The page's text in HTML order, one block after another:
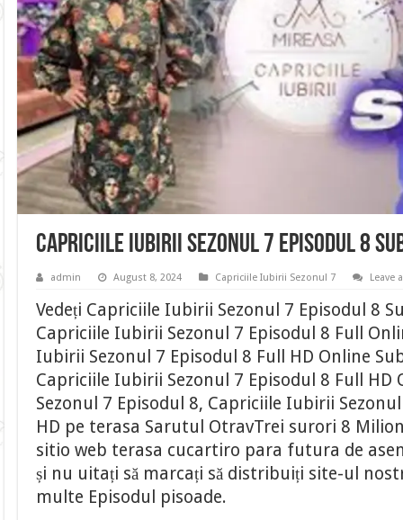
Capriciile Iubirii Sezonul 7 Episodul 8
admin August 8, 2024 Capriciile Iubirii Sezonul 7 Leave
Vedeți Capriciile Iubirii Sezonul 7 Episodul 8
Capriciile Iubirii Sezonul 7 Episodul 8 Full
Iubirii Sezonul 7 Episodul 8 Full HD Online
Capriciile Iubirii Sezonul 7 Episodul 8 Full
Sezonul 7 Episodul 8, Capriciile Iubirii
HD pe terasa Sarutul OtravTrei surori 8
sitio web terasa cucartiro para futura de
și nu uitați să marcați să distribuiți site-ul
multe Episodul pisoade.